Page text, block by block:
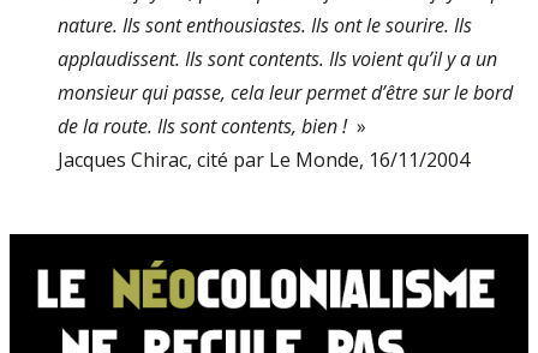
nature. Ils sont enthousiastes. Ils ont le sourire. Ils
applaudissent. Ils sont contents. Ils voient qu’il y a un
monsieur qui passe, cela leur permet d’être sur le bord
de la route. Ils sont contents, bien ! »
Jacques Chirac, cité par Le Monde, 16/11/2004